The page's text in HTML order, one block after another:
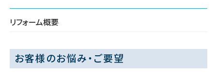
リフォーム概要
お客様のお悩み・ご要望